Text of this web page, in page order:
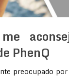
PhenQ
preocupado